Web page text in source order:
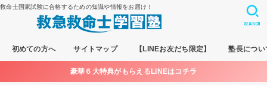
救命士国家試験に合格するための知識や情報をお届け！
初めての方へ サイトマップ 【LINEお友だち限定】 塾長につい
SEARCH
豪華６大特典がもらえるLINEはコチラ